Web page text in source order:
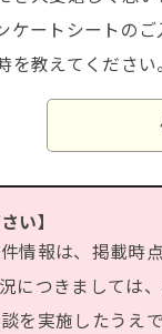
ートシートのご
教えてください。
い】
情報は、掲載
につきましては
を実施したうえ